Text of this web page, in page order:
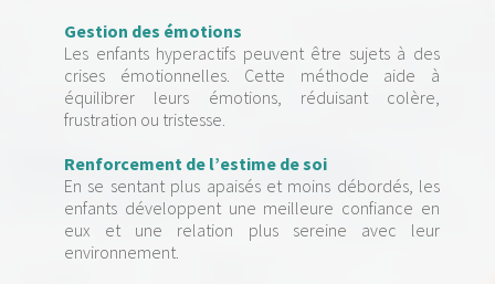
Gestion des émotions
Les enfants hyperactifs peuvent être sujets à des
crises émotionnelles. Cette méthode aide à
équilibrer leurs émotions, réduisant colère,
frustration ou tristesse.
Renforcement de l’estime de soi
En se sentant plus apaisés et moins débordés, les
enfants développent une meilleure confiance en
eux et une relation plus sereine avec leur
environnement.